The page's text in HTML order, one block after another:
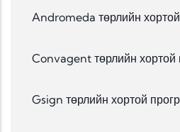
Andromeda төрлийн
Convagent төрлийн хортой
Gsign төрлийн хортой